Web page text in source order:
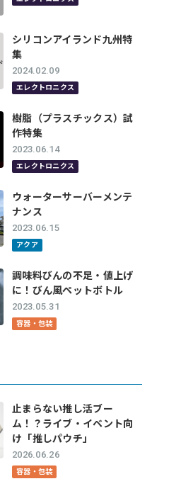
シリコンアイランド九州特
集
2024.02.09
エレクトロニクス
樹脂（プラスチックス）試
作特集
2023.06.14
エレクトロニクス
ウォーターサーバーメンテ
ナンス
2023.06.15
アクア
調味料びんの不足・値上げ
に！びん風ペットボトル
2023.05.31
容器・包装
止まらない推し活ブー
ム！？ライブ・イベント向
け「推しパウチ」
2026.06.26
容器・包装